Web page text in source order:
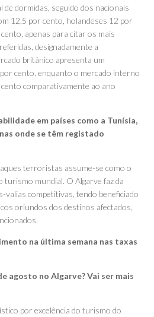
dormidas, seguido dos nacionais
12,5 por cento, holandeses 12 por
apenas para citar os mais
designadamente a
britânico apresenta um
cento, enquanto o mercado interno
comparativamente ao ano
em países como a Tunísia,
onde se têm registado
terroristas assume-se como o
turismo mundial. O Algarve faz da
valias competitivas, tendo beneficiado
oriundos dos destinos afectados,
na última semana nas taxas
agosto no Algarve? Vai ser mais
por excelência do turismo do